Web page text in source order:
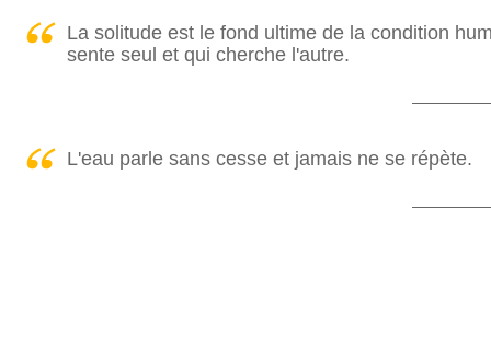
La solitude est le fond ultime de la condition
sente seul et qui cherche l'autre.
L'eau parle sans cesse et jamais ne se répète.